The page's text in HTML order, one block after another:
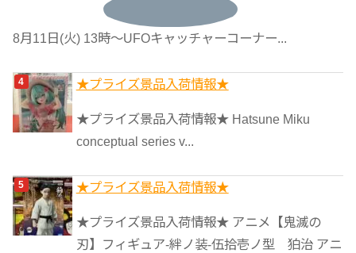
8月11日(火) 13時〜UFOキャッチャーコーナー...
★プライズ景品入荷情報★
★プライズ景品入荷情報★ Hatsune Miku
conceptual series v...
★プライズ景品入荷情報★
★プライズ景品入荷情報★ アニメ【鬼滅の
刃】フィギュア-絆ノ装-伍拾壱ノ型 狛治 アニ